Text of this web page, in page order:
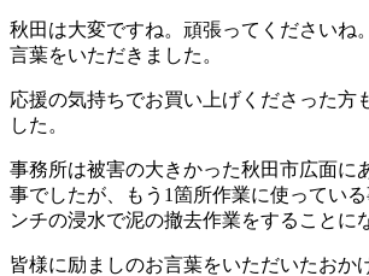
秋田は大変ですね。頑張ってくださいね
言葉をいただきました。
応援の気持ちでお買い上げくださった方
した。
事務所は被害の大きかった秋田市広面に
事でしたが、もう1箇所作業に使ってい
ンチの浸水で泥の撤去作業をすることに
皆様に励ましのお言葉をいただいたおか